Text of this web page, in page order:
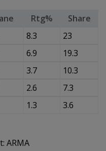
Rtg%
Share
8.3
23
6.9
19.3
3.7
10.3
2.6
7.3
1.3 3.6
ARMA